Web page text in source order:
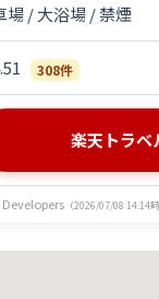
場 / 大浴場 / 禁煙
308件
楽天トラ
（2026/07/08 14:14